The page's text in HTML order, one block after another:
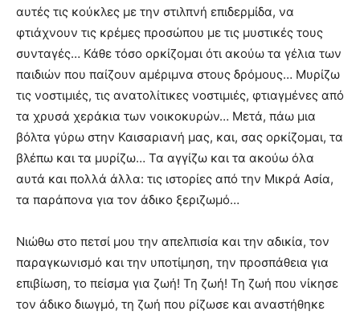
αυτές τις κούκλες με την στιλπνή επιδερμίδα, να
φτιάχνουν τις κρέμες προσώπου με τις μυστικές τους
συνταγές… Κάθε τόσο ορκίζομαι ότι ακούω τα γέλια των
παιδιών που παίζουν αμέριμνα στους δρόμους… Μυρίζω
τις νοστιμιές, τις ανατολίτικες νοστιμιές, φτιαγμένες από
τα χρυσά χεράκια των νοικοκυρών… Μετά, πάω μια
βόλτα γύρω στην Καισαριανή μας, και, σας ορκίζομαι, τα
βλέπω και τα μυρίζω… Τα αγγίζω και τα ακούω όλα
αυτά και πολλά άλλα: τις ιστορίες από την Μικρά Ασία,
τα παράπονα για τον άδικο ξεριζωμό…
Νιώθω στο πετσί μου την απελπισία και την αδικία, τον
παραγκωνισμό και την υποτίμηση, την προσπάθεια για
επιβίωση, το πείσμα για ζωή! Τη ζωή! Τη ζωή που νίκησε
τον άδικο διωγμό, τη ζωή που ρίζωσε και αναστήθηκε